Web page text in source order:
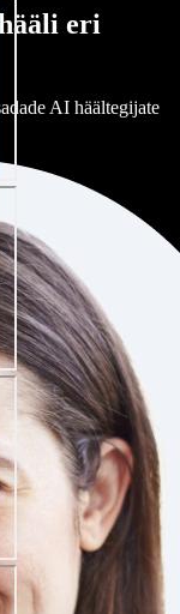
eri
AI häältegijate